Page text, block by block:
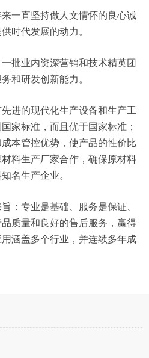
一直坚持做人文情怀的良心诚
时代发展的动力。
批业内资深营销和技术精英团
和研发创新能力。
进的现代化生产设备和生产工
家标准，而且优于国家标准；
本管控优势，使产品的性价比
料生产厂家合作，确保原材料
名生产企业。
：专业是基础、服务是保证、
质量和良好的售后服务，赢得
涵盖多个行业，并连续多年成